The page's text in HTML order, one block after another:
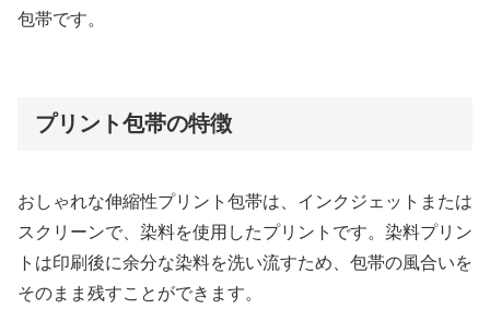
包帯です。
プリント包帯の特徴
おしゃれな伸縮性プリント包帯は、インクジェットまたは
スクリーンで、染料を使用したプリントです。染料プリン
トは印刷後に余分な染料を洗い流すため、包帯の風合いを
そのまま残すことができます。